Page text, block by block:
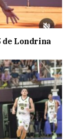
de Londrina